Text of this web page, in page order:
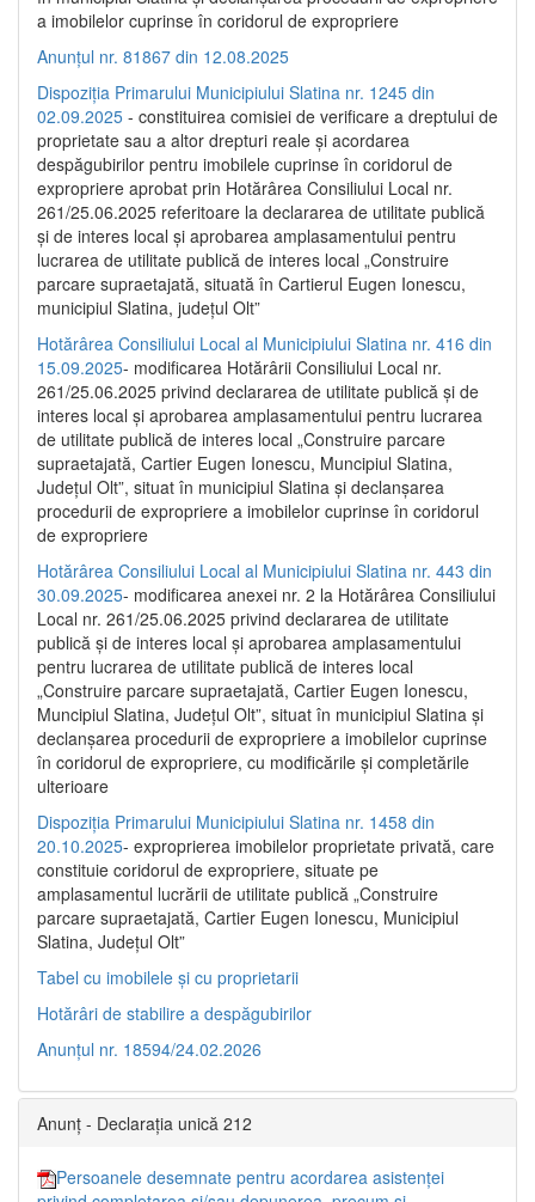
a imobilelor cuprinse în coridorul de expropriere
Anunțul nr. 81867 din 12.08.2025
Dispoziția Primarului Municipiului Slatina nr. 1245 din
02.09.2025 - constituirea comisiei de verificare a dreptului de
proprietate sau a altor drepturi reale și acordarea
despăgubirilor pentru imobilele cuprinse în coridorul de
expropriere aprobat prin Hotărârea Consiliului Local nr.
261/25.06.2025 referitoare la declararea de utilitate publică
și de interes local și aprobarea amplasamentului pentru
lucrarea de utilitate publică de interes local „Construire
parcare supraetajată, situată în Cartierul Eugen Ionescu,
municipiul Slatina, județul Olt”
Hotărârea Consiliului Local al Municipiului Slatina nr. 416 din
15.09.2025- modificarea Hotărârii Consiliului Local nr.
261/25.06.2025 privind declararea de utilitate publică și de
interes local și aprobarea amplasamentului pentru lucrarea
de utilitate publică de interes local „Construire parcare
supraetajată, Cartier Eugen Ionescu, Muncipiul Slatina,
Județul Olt”, situat în municipiul Slatina și declanșarea
procedurii de expropriere a imobilelor cuprinse în coridorul
de expropriere
Hotărârea Consiliului Local al Municipiului Slatina nr. 443 din
30.09.2025- modificarea anexei nr. 2 la Hotărârea Consiliului
Local nr. 261/25.06.2025 privind declararea de utilitate
publică şi de interes local şi aprobarea amplasamentului
pentru lucrarea de utilitate publică de interes local
„Construire parcare supraetajată, Cartier Eugen Ionescu,
Muncipiul Slatina, Judeţul Olt”, situat în municipiul Slatina şi
declanşarea procedurii de expropriere a imobilelor cuprinse
în coridorul de expropriere, cu modificările şi completările
ulterioare
Dispoziția Primarului Municipiului Slatina nr. 1458 din
20.10.2025- exproprierea imobilelor proprietate privată, care
constituie coridorul de expropriere, situate pe
amplasamentul lucrării de utilitate publică „Construire
parcare supraetajată, Cartier Eugen Ionescu, Municipiul
Slatina, Județul Olt”
Tabel cu imobilele și cu proprietarii
Hotărâri de stabilire a despăgubirilor
Anunțul nr. 18594/24.02.2026
Anunț - Declarația unică 212
Persoanele desemnate pentru acordarea asistenței